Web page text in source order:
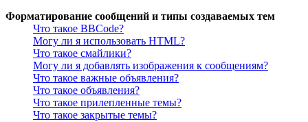
Форматирование сообщений и типы создаваемых тем
Что такое BBCode?
Могу ли я использовать HTML?
Что такое смайлики?
Могу ли я добавлять изображения к сообщениям?
Что такое важные объявления?
Что такое объявления?
Что такое прилепленные темы?
Что такое закрытые темы?